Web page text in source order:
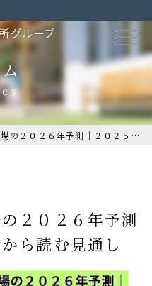
６年予測｜２０２５年実績から読む見通し
２０２６年予測
ら読む見通し